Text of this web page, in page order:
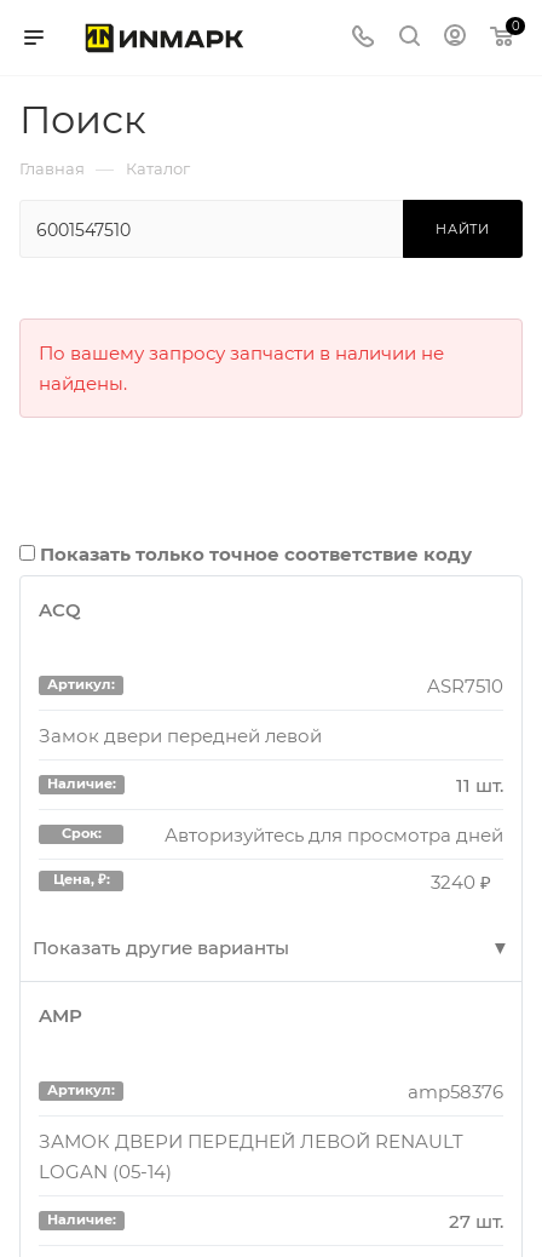
0
Поиск
Главная — Каталог
НАЙТИ
По вашему запросу запчасти в наличии не
найдены.
Показать только точное соответствие коду
ACQ
Артикул: ASR7510
Замок двери передней левой
Наличие: 11 шт.
Срок: Авторизуйтесь для просмотра дней
Цена, ₽: 3240 ₽
Показать другие варианты
Артикул:
Срок: Авторизуйтесь для просмотра дней
Цена, ₽: 3250 ₽
AMP
Артикул: amp58376
ЗАМОК ДВЕРИ ПЕРЕДНЕЙ ЛЕВОЙ RENAULT
LOGAN (05-14)
Наличие: 27 шт.